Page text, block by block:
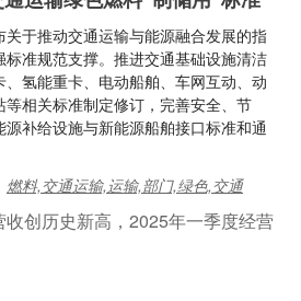
于推动交通运输与能源融合发展的指
准规范支撑。推进交通基础设施清洁
氢能重卡、电动船舶、车网互动、动
相关标准制定修订，完善安全、节
补给设施与新能源船舶接口标准和通
燃料,交通运输,运输,部门,绿色,交通